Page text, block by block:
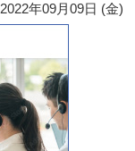
2022年09月09日 (金)